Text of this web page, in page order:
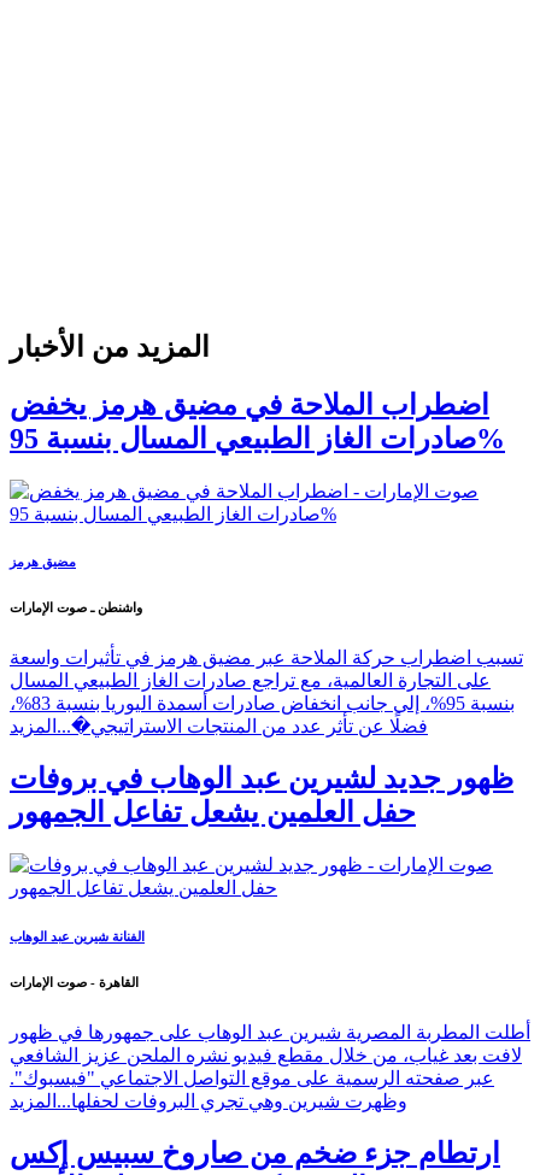
المزيد من الأخبار
اضطراب الملاحة في مضيق هرمز يخفض
صادرات الغاز الطبيعي المسال بنسبة 95%
مضيق هرمز
واشنطن ـ صوت الإمارات
تسبب اضطراب حركة الملاحة عبر مضيق هرمز في تأثيرات واسعة
على التجارة العالمية، مع تراجع صادرات الغاز الطبيعي المسال
بنسبة 95%، إلى جانب انخفاض صادرات أسمدة اليوريا بنسبة 83%،
فضلًا عن تأثر عدد من المنتجات الاستراتيجي�... المزيد
ظهور جديد لشيرين عبد الوهاب في بروفات
حفل العلمين يشعل تفاعل الجمهور
الفنانة شيرين عبد الوهاب
القاهرة - صوت الإمارات
أطلت المطربة المصرية شيرين عبد الوهاب على جمهورها في ظهور
لافت بعد غياب، من خلال مقطع فيديو نشره الملحن عزيز الشافعي
عبر صفحته الرسمية على موقع التواصل الاجتماعي "فيسبوك".
وظهرت شيرين وهي تجري البروفات لحفلها... المزيد
ارتطام جزء ضخم من صاروخ سبيس إكس